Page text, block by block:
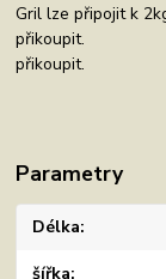
Gril lze připojit k
přikoupit.
přikoupit.
Parametry
Délka
šířka